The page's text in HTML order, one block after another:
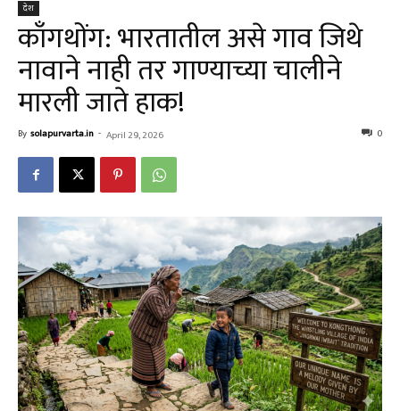
देश
काँगथोंग: भारतातील असे गाव जिथे
नावाने नाही तर गाण्याच्या चालीने
मारली जाते हाक!
By solapurvarta.in - April 29, 2026 0